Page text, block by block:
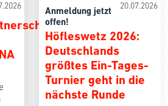
20.07.2026
Anmeldung jetzt
offen!
Höfleswetz 2026:
Deutschlands
größtes Ein-Tages-
Turnier geht in die
nächste Runde